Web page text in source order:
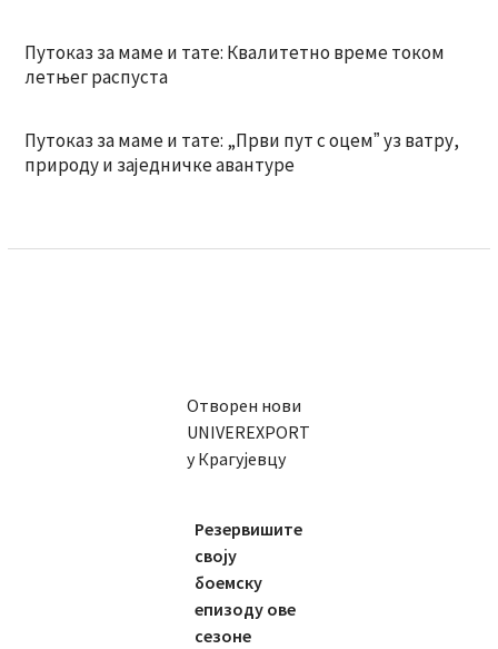
Путоказ за маме и тате: Квалитетно време током
летњег распуста
Путоказ за маме и тате: „Први пут с оцемˮ уз ватру,
природу и заједничке авантуре
Отворен нови
UNIVEREXPORT
у Крагујевцу
Резервишите
своју
боемску
епизоду ове
сезоне